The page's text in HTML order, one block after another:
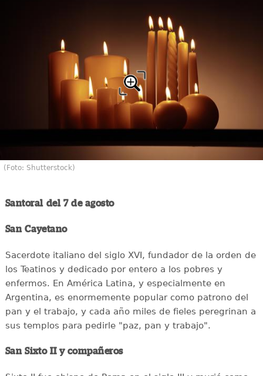
(Foto: Shutterstock)
Santoral del 7 de agosto
San Cayetano
Sacerdote italiano del siglo XVI, fundador de la orden de
los Teatinos y dedicado por entero a los pobres y
enfermos. En América Latina, y especialmente en
Argentina, es enormemente popular como patrono del
pan y el trabajo, y cada año miles de fieles peregrinan a
sus templos para pedirle "paz, pan y trabajo".
San Sixto II y compañeros